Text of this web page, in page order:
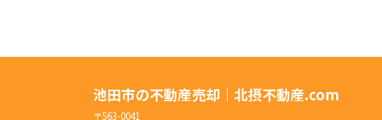
池田市の不動産売却｜北摂不動産.com
〒563-0041